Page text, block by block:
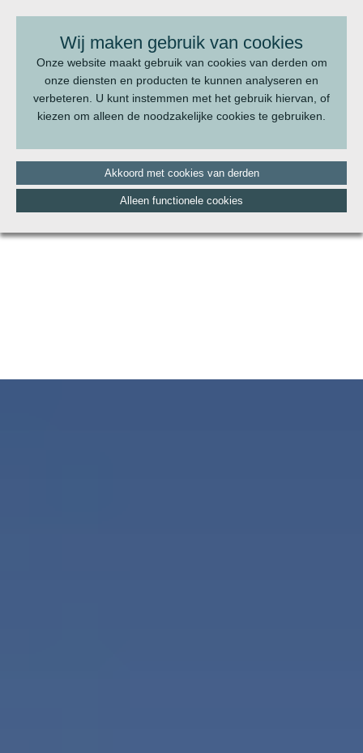
Wij maken gebruik van cookies
Onze website maakt gebruik van cookies van derden om
onze diensten en producten te kunnen analyseren en
verbeteren. U kunt instemmen met het gebruik hiervan, of
kiezen om alleen de noodzakelijke cookies te gebruiken.
Akkoord met cookies van derden
Alleen functionele cookies
BEL ONS:070 - 322 20 22